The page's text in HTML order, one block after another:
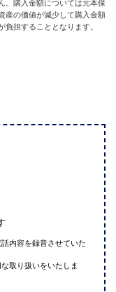
。購入金額については元本保
産の価値が減少して購入金額
担することとなります。
内容を録音させていた
取り扱いをいたしま